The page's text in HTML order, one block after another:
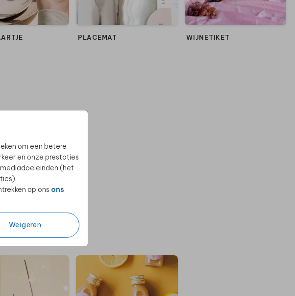
om een betere
en onze prestaties
(het
op ons ons
Weigeren
PLACEMAT WIJNETIKET